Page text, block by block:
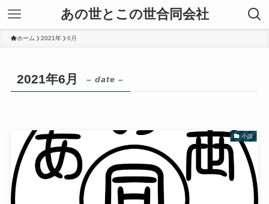
あの世とこの世合同会社
ホーム 2021年 6月
2021年6月 – date –
小説